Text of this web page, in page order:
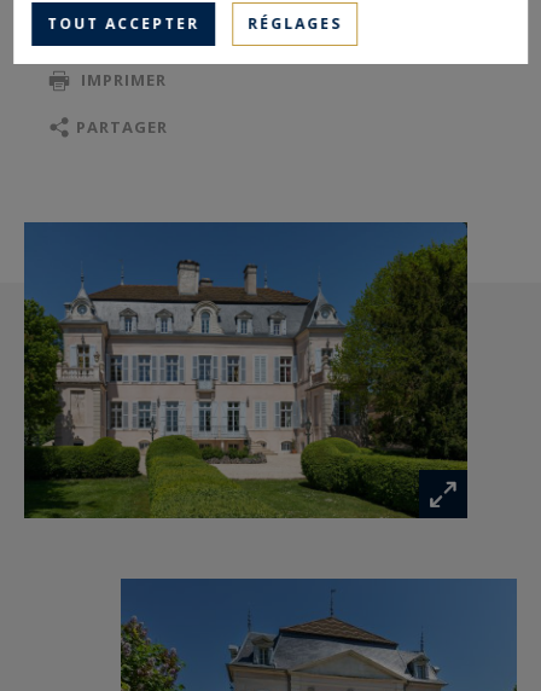
SAUVEGARDER
IMPRIMER
PARTAGER
TOUT ACCEPTER RÉGLAGES